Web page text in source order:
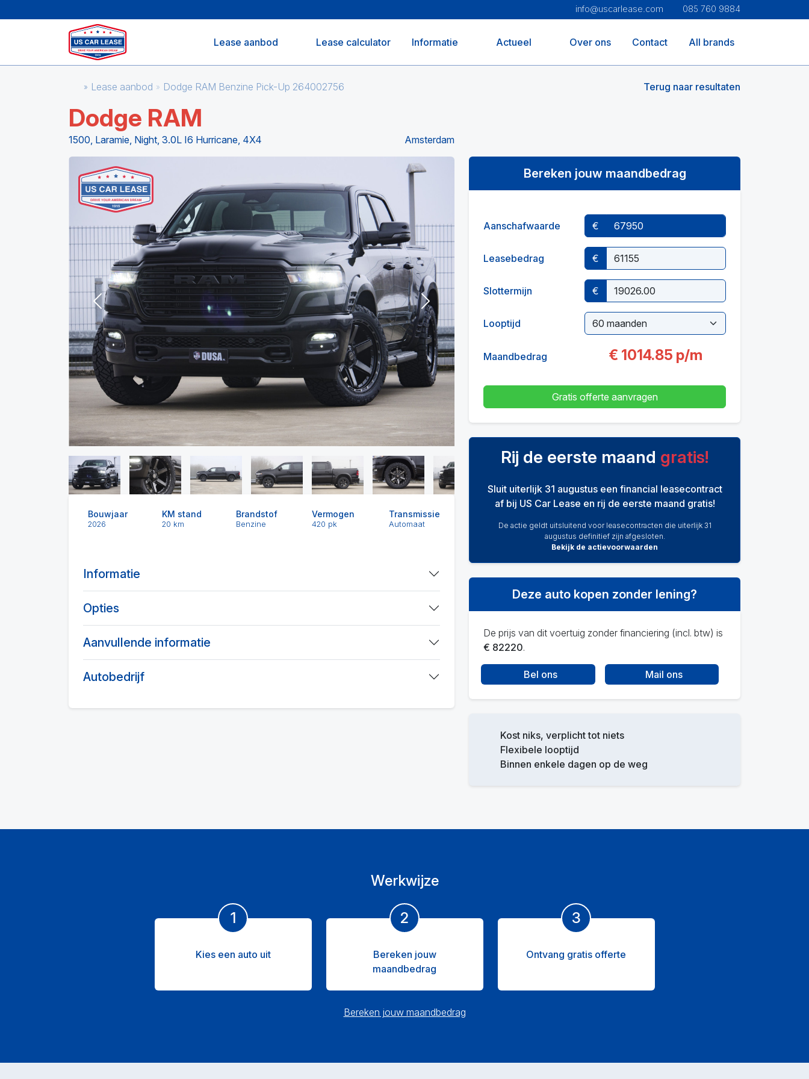
info@uscarlease.com 085 760 9884
Lease aanbod Lease calculator Informatie Actueel Over ons Contact All brands
Lease aanbod Dodge RAM Benzine Pick-Up 264002756 Terug naar resultaten
Dodge RAM
1500, Laramie, Night, 3.0L I6 Hurricane, 4X4 Amsterdam
Previous Next
Bouwjaar
2026
KM stand
20 km
Brandstof
Benzine
Vermogen
420 pk
Transmissie
Automaat
Informatie
Opties
Aanvullende informatie
Autobedrijf
Bereken jouw maandbedrag
Aanschafwaarde €
Leasebedrag €
Slottermijn €
Looptijd
Maandbedrag € 1014.85 p/m
Gratis offerte aanvragen
Rij de eerste maand gratis!
Sluit uiterlijk 31 augustus een financial leasecontract
af bij US Car Lease en rij de eerste maand gratis!
De actie geldt uitsluitend voor leasecontracten die uiterlijk 31
augustus definitief zijn afgesloten.
Bekijk de actievoorwaarden
Deze auto kopen zonder lening?
De prijs van dit voertuig zonder financiering (incl. btw) is
€ 82220.
Bel ons Mail ons
Kost niks, verplicht tot niets
Flexibele looptijd
Binnen enkele dagen op de weg
Werkwijze
1
Kies een auto uit
2
Bereken jouw
maandbedrag
3
Ontvang gratis offerte
Bereken jouw maandbedrag